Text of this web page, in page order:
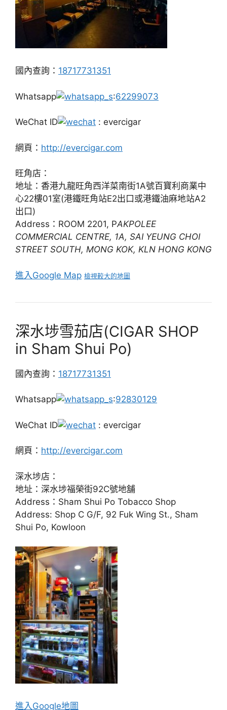
國內查詢： 18717731351
Whatsapp :62299073
WeChat ID : evercigar
網頁： http://evercigar.com
旺角店：
地址：香港九龍旺角西洋菜南街1A號百寶利商業中
心22樓01室(港鐵旺角站E2出口或港鐵油麻地站A2
出口)
Address：ROOM 2201, PAKPOLEE
COMMERCIAL CENTRE, 1A, SAI YEUNG CHOI
STREET SOUTH, MONG KOK, KLN HONG KONG
進入Google Map 檢視較大的地圖
深水埗雪茄店(CIGAR SHOP
in Sham Shui Po)
國內查詢： 18717731351
Whatsapp :92830129
WeChat ID : evercigar
網頁： http://evercigar.com
深水埗店：
地址：深水埗福榮街92C號地舖
Address：Sham Shui Po Tobacco Shop
Address: Shop C G/F, 92 Fuk Wing St., Sham
Shui Po, Kowloon
進入Google地圖